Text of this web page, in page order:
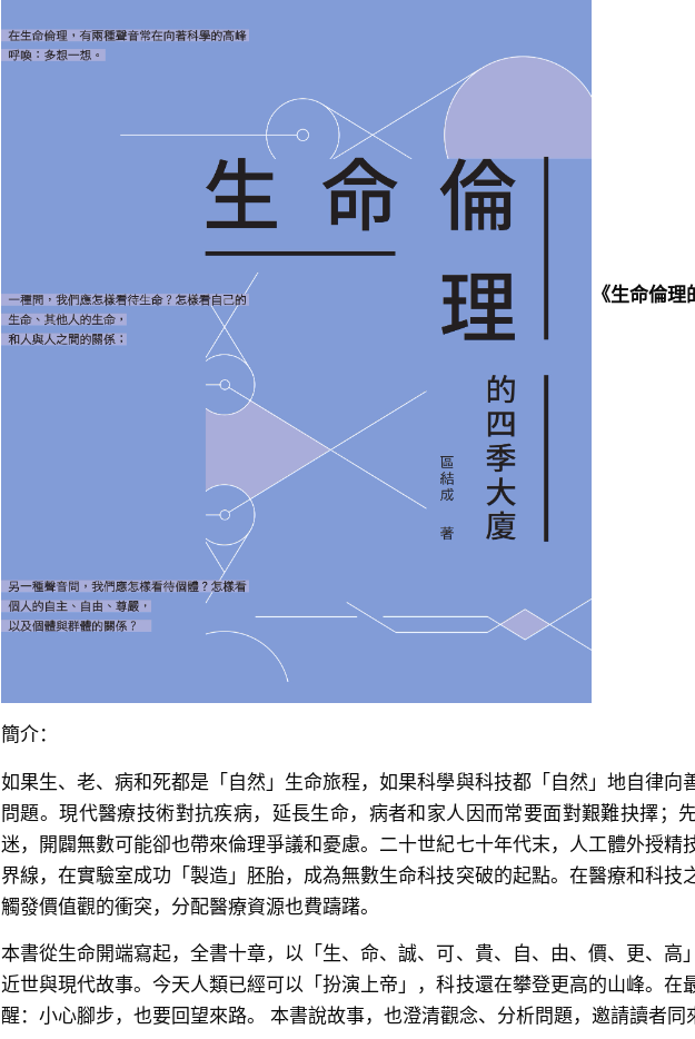
《生命倫理
簡介：
如果生、老、病和死都是「自然」生命旅程，如果科學與科技都「自然」地自律向
問題。現代醫療技術對抗疾病，延長生命，病者和家人因而常要面對艱難抉擇；
迷，開闢無數可能卻也帶來倫理爭議和憂慮。二十世紀七十年代末，人工體外授精
界線，在實驗室成功「製造」胚胎，成為無數生命科技突破的起點。在醫療和科技
觸發價值觀的衝突，分配醫療資源也費躊躇。
本書從生命開端寫起，全書十章，以「生、命、誠、可、貴、自、由、價、更、高
近世與現代故事。今天人類已經可以「扮演上帝」，科技還在攀登更高的山峰。在
醒：小心腳步，也要回望來路。 本書說故事，也澄清觀念、分析問題，邀請讀者同